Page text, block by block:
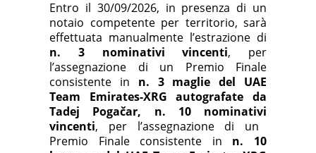
Entro il 30/09/2026, in presenza di un
notaio competente per territorio, sarà
effettuata manualmente l’estrazione di
n. 3 nominativi vincenti, per
l’assegnazione di un Premio Finale
consistente in n. 3 maglie del UAE
Team Emirates-XRG autografate da
Tadej Pogačar, n. 10 nominativi
vincenti, per l’assegnazione di un
Premio Finale consistente in n. 10